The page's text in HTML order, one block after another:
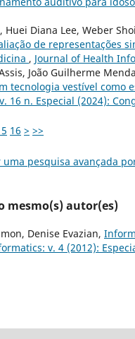
Huei Diana Lee, Weber
de representações
, Journal of Health
João Guilherme
tecnologia vestível como
16 n. Especial (2024):
16 > >>
uma pesquisa avançada
mesmo(s) autor(es)
Denise Evazian,
v. 4 (2012):